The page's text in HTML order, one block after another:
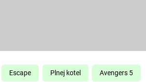
KOMEDIE
CHUCK
Escape Plnej kotel Avengers 5